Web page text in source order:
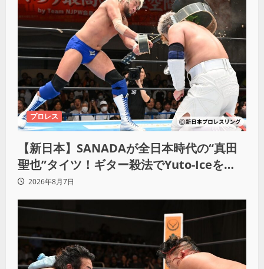
プロレス
【新日本】SANADAが全日本時代の“真田
聖也”タイツ！ギター殺法でYuto-Iceを
KO「俺と闘う時は考えろ。感じるな」
2026年8月7日